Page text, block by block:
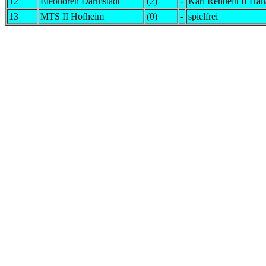
13
MTS II Hofheim (0) - spielfrei